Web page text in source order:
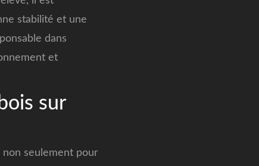
stabilité et une
dans
et
sur
seulement pour